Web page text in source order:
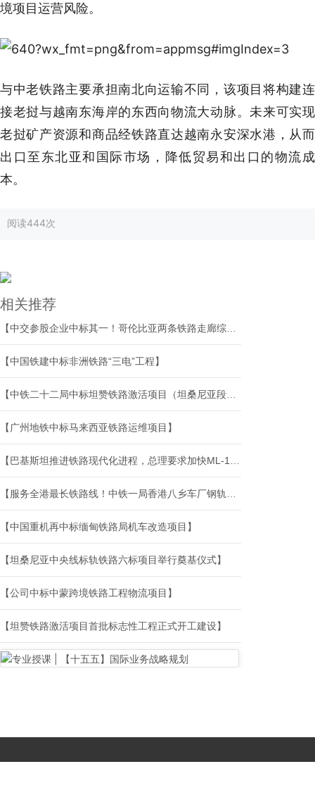
境项目运营风险。
与中老铁路主要承担南北向运输不同，该项目将构建连
接老挝与越南东海岸的东西向物流大动脉。未来可实现
老挝矿产资源和商品经铁路直达越南永安深水港，从而
出口至东北亚和国际市场，降低贸易和出口的物流成
本。
阅读444次
相关推荐
【中交参股企业中标其一！哥伦比亚两条铁路走廊综合维护与运营保障合同授出】
【中国铁建中标非洲铁路“三电”工程】
【中铁二十二局中标坦赞铁路激活项目（坦桑尼亚段）混凝土枕生产工程】
【广州地铁中标马来西亚铁路运维项目】
【巴基斯坦推进铁路现代化进程，总理要求加快ML-1、ML-3等重点项目建设】
【服务全港最长铁路线！中铁一局香港八乡车厂钢轨焊接工程开工】
【中国重机再中标缅甸铁路局机车改造项目】
【坦桑尼亚中央线标轨铁路六标项目举行奠基仪式】
【公司中标中蒙跨境铁路工程物流项目】
【坦赞铁路激活项目首批标志性工程正式开工建设】